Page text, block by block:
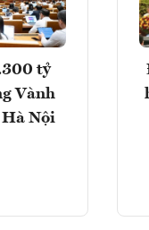
tỷ
Vành
Nội